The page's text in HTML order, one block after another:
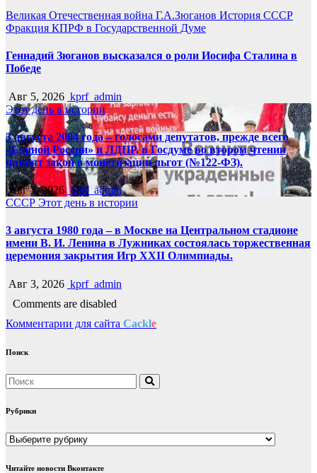
Великая Отечественная война Г.А.Зюганов История СССР
Фракция КПРФ в Государственной Думе
Геннадий Зюганов высказался о роли Иосифа Сталина в
Победе
Авг 5, 2026 kprf_admin
Этот день в истории
3 августа 2004 года – голосами депутатов, прежде всего
«Единой России» и ЛДПР, в Госдуме во втором чтении
принят закон о монетизации льгот (№122-ФЗ).
Авг 3, 2026 kprf_admin
СССР Этот день в истории
3 августа 1980 года – в Москве на Центральном стадионе
имени В. И. Ленина в Лужниках состоялась торжественная
церемония закрытия Игр XXII Олимпиады.
Авг 3, 2026 kprf_admin
Comments are disabled
Комментарии для сайта Cackle
Поиск
Рубрики
Рубрики
Читайте новости Вконтакте